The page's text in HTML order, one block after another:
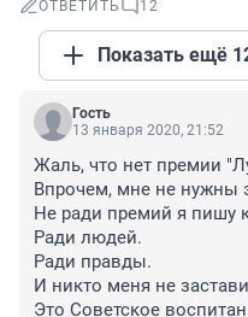
ОТВЕТИТЬ 12
Показать ещё
Гость
13 января 2020, 21:52
Жаль, что нет премии
Впрочем, мне не нужны
Не ради премий я пишу
Ради людей.
Ради правды.
И никто меня не
Это Советское